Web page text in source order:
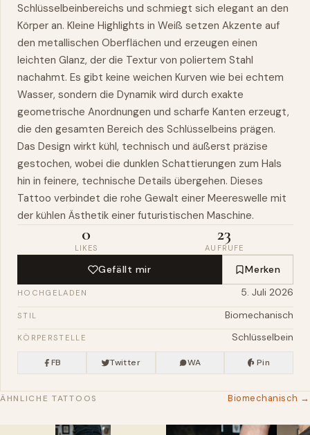
Schlüsselbeinbereichs und schmiegt sich elegant an den
Körper an. Kleine Highlights in Weiß setzen Akzente auf
den metallischen Oberflächen und erzeugen einen
leichten Glanz, der die Textur von poliertem Stahl
nachahmt. Es gibt keine weichen Kurven wie bei echtem
Wasser, sondern die Dynamik wird durch exakte
geometrische Anordnungen und scharfe Kanten erzeugt,
die den gesamten Bereich des Schlüsselbeins prägen.
Das Design wirkt kühl, technisch und äußerst präzise
gestochen, wobei die dunklen Schattierungen zum Hals
hin in feinere, technische Details übergehen. Dieses
Tattoo verbindet die rohe Gewalt einer Meereswelle mit
der kühlen Ästhetik einer futuristischen Maschine.
0
LIKES
23
AUFRUFE
Gefällt mir Merken
HOCHGELADEN 5. Juli 2026
STIL Biomechanisch
KÖRPERSTELLE Schlüsselbein
FB Twitter WA Pin
ÄHNLICHE TATTOOS Biomechanisch →